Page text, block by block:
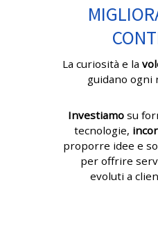
La curiosità e la
guidano ogni
Investiamosu
tecnologie,
proporre idee e
per offrire
evoluti a